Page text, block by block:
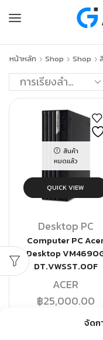
จัดก
หน้าหลัก Shop Shop
สินค้า
หมดแล้ว
QUICK VIEW
Desktop PC
Computer PC
Desktop
DT.VWSST.00F
ACER
฿25,000.00